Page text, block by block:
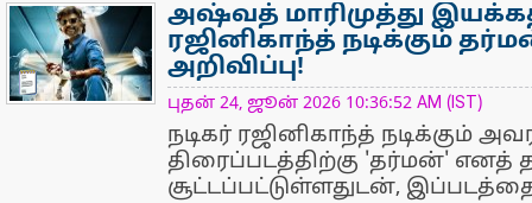
NewsIcon
அஷ்வத் மாரிமுத்து
ரஜினிகாந்த் நடிக்கும்
அறிவிப்பு!
புதன் 24, ஜூன் 2026 10:36:52 AM (IST)
நடிகர் ரஜினிகாந்த் நடிக்கும்
திரைப்படத்திற்கு 'தர்மன்' எனத்
சூட்டப்பட்டுள்ளதுடன்,